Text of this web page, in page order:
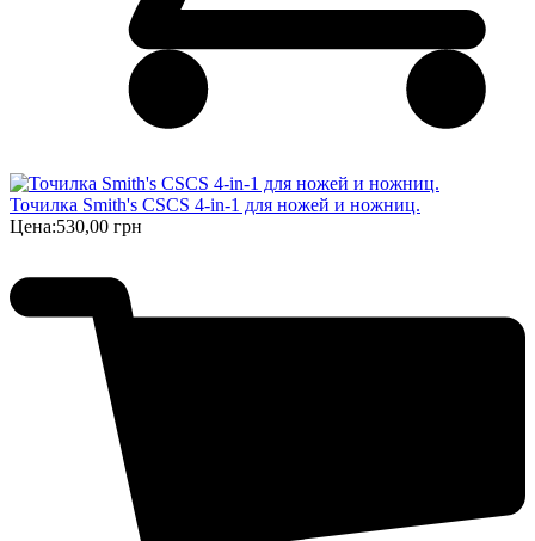
Точилка Smith's CSCS 4-in-1 для ножей и ножниц.
Цена:530,00 грн